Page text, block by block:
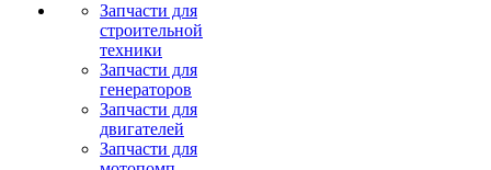
Запчасти для
строительной
техники
Запчасти для
генераторов
Запчасти для
двигателей
Запчасти для